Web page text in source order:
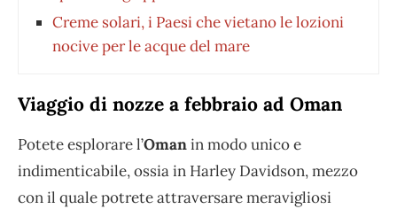
Creme solari, i Paesi che vietano le lozioni
nocive per le acque del mare
Viaggio di nozze a febbraio ad Oman
Potete esplorare l’Omanin modo unico e
indimenticabile, ossia in Harley Davidson, mezzo
con il quale potrete attraversare meravigliosi